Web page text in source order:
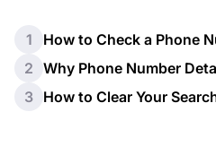
1
How to Check a Phone
2 Why Phone Number
3 How to Clear Your